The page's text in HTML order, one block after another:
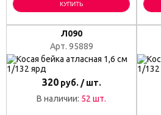
КУПИТЬ
Л090
Арт. 95889
320руб. / шт.
В наличии: 52 шт.